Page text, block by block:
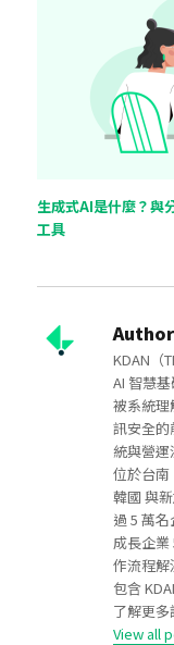
生成式AI是什麼？與
工具
KDAN（
AI 智慧
被系統
訊安全的
統與營運
位於台南
韓國 與
過 5 萬
成長企業
作流程解
包含
了解更
View all